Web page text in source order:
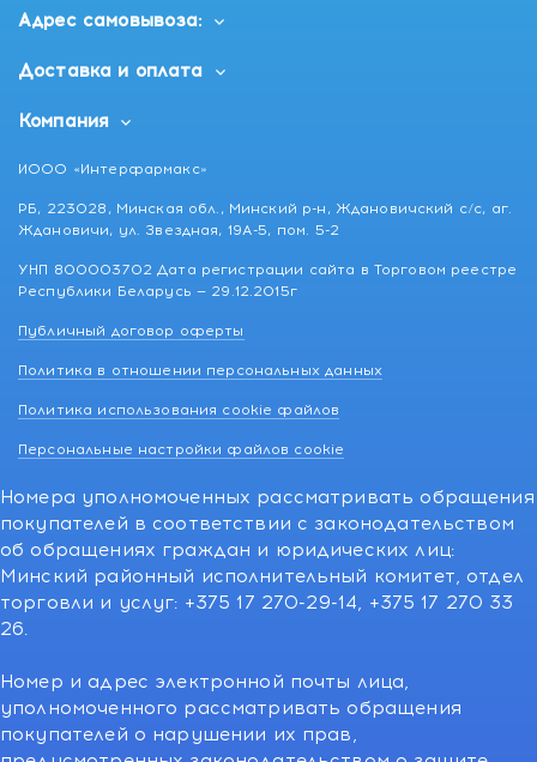
Адрес самовывоза:
Доставка и оплата
Компания
ИООО «Интерфармакс»
РБ, 223028, Минская обл., Минский р-н, Ждановичский с/с, аг.
Ждановичи, ул. Звездная, 19А-5, пом. 5-2
УНП 800003702 Дата регистрации сайта в Торговом реестре
Республики Беларусь — 29.12.2015г
Публичный договор оферты
Политика в отношении персональных данных
Политика использования cookie файлов
Персональные настройки файлов cookie
Номера уполномоченных рассматривать обращения
покупателей в соответствии с законодательством
об обращениях граждан и юридических лиц:
Минский районный исполнительный комитет, отдел
торговли и услуг: +375 17 270-29-14, +375 17 270 33
26.
Номер и адрес электронной почты лица,
уполномоченного рассматривать обращения
покупателей о нарушении их прав,